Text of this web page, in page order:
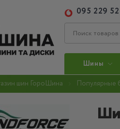
095 229
Шины
шин ГороШина Популярные